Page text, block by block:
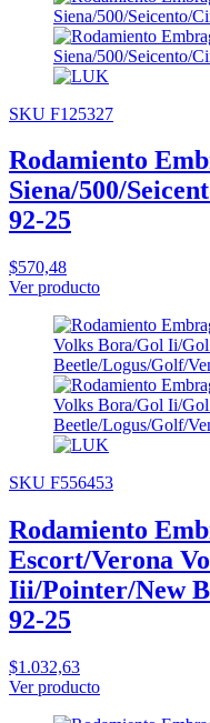
SKU F125327
Rodamiento
Siena/500/
92-25
$570,48
Ver producto
SKU F556453
Rodamiento
Escort/Verona
Iii/Pointer/New
92-25
$1.032,63
Ver producto